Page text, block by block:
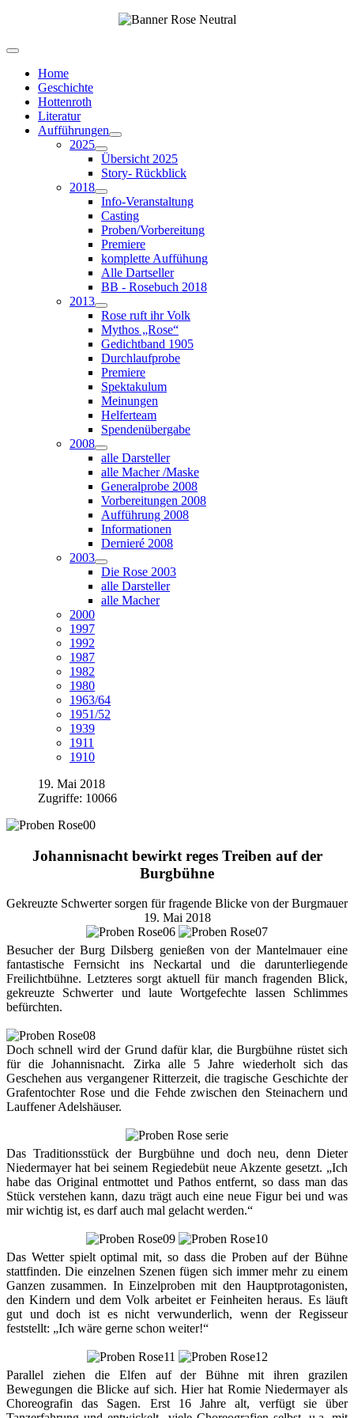
Home
Geschichte
Hottenroth
Literatur
Aufführungen
2025
Übersicht 2025
Story- Rückblick
2018
Info-Veranstaltung
Casting
Proben/Vorbereitung
Premiere
komplette Auffühung
Alle Dartseller
BB - Rosebuch 2018
2013
Rose ruft ihr Volk
Mythos „Rose“
Gedichtband 1905
Durchlaufprobe
Premiere
Spektakulum
Meinungen
Helferteam
Spendenübergabe
2008
alle Darsteller
alle Macher /Maske
Generalprobe 2008
Vorbereitungen 2008
Aufführung 2008
Informationen
Dernieré 2008
2003
Die Rose 2003
alle Darsteller
alle Macher
2000
1997
1992
1987
1982
1980
1963/64
1951/52
1939
1911
1910
19. Mai 2018
Zugriffe: 10066
Johannisnacht bewirkt reges Treiben auf der
Burgbühne
Gekreuzte Schwerter sorgen für fragende Blicke von der Burgmauer
19. Mai 2018
Besucher der Burg Dilsberg genießen von der Mantelmauer eine
fantastische Fernsicht ins Neckartal und die darunterliegende
Freilichtbühne. Letzteres sorgt aktuell für manch fragenden Blick,
gekreuzte Schwerter und laute Wortgefechte lassen Schlimmes
befürchten.
Doch schnell wird der Grund dafür klar, die Burgbühne rüstet sich
für die Johannisnacht. Zirka alle 5 Jahre wiederholt sich das
Geschehen aus vergangener Ritterzeit, die tragische Geschichte der
Grafentochter Rose und die Fehde zwischen den Steinachern und
Lauffener Adelshäuser.
Das Traditionsstück der Burgbühne und doch neu, denn Dieter
Niedermayer hat bei seinem Regiedebüt neue Akzente gesetzt. „Ich
habe das Original entmottet und Pathos entfernt, so dass man das
Stück verstehen kann, dazu trägt auch eine neue Figur bei und was
mir wichtig ist, es darf auch mal gelacht werden.“
Das Wetter spielt optimal mit, so dass die Proben auf der Bühne
stattfinden. Die einzelnen Szenen fügen sich immer mehr zu einem
Ganzen zusammen. In Einzelproben mit den Hauptprotagonisten,
den Kindern und dem Volk arbeitet er Feinheiten heraus. Es läuft
gut und doch ist es nicht verwunderlich, wenn der Regisseur
feststellt: „Ich wäre gerne schon weiter!“
Parallel ziehen die Elfen auf der Bühne mit ihren grazilen
Bewegungen die Blicke auf sich. Hier hat Romie Niedermayer als
Choreografin das Sagen. Erst 16 Jahre alt, verfügt sie über